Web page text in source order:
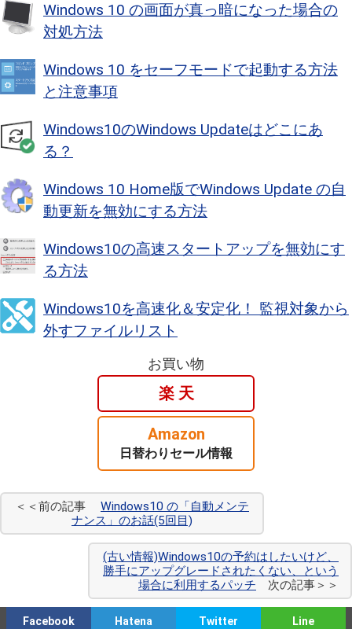
Windows 10 の画面が真っ暗になった場合の
対処方法
Windows 10 をセーフモードで起動する方法
と注意事項
Windows10のWindows Updateはどこにあ
る？
Windows 10 Home版でWindows Update の自
動更新を無効にする方法
Windows10の高速スタートアップを無効にす
る方法
Windows10を高速化＆安定化！ 監視対象から
外すファイルリスト
お買い物
楽 天
Amazon
日替わりセール情報
＜＜前の記事 Windows10 の「自動メンテ
ナンス」のお話(5回目)
(古い情報)Windows10の予約はしたいけど、
勝手にアップグレードされたくない、という
場合に利用するパッチ 次の記事＞＞
Facebook Hatena Twitter Line